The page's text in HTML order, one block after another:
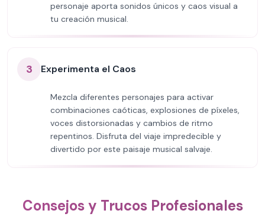
personaje aporta sonidos únicos y caos visual a
tu creación musical.
3 Experimenta el Caos
Mezcla diferentes personajes para activar
combinaciones caóticas, explosiones de píxeles,
voces distorsionadas y cambios de ritmo
repentinos. Disfruta del viaje impredecible y
divertido por este paisaje musical salvaje.
Consejos y Trucos Profesionales